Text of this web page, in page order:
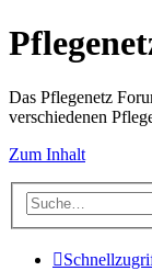
Das Pflegenetz
verschiedenen
Zum Inhalt